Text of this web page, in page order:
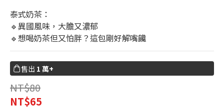
泰式奶茶：
🔹異國風味，大膽又濃郁
🔹想喝奶茶但又怕胖？這包剛好解嘴饞
售出 1 萬+
NT$80
NT$65